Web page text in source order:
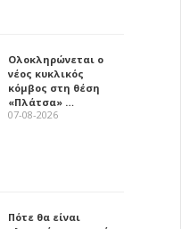
Ολοκληρώνεται ο
νέος κυκλικός
κόμβος στη θέση
«Πλάτσα» …
07-08-2026
Πότε θα είναι